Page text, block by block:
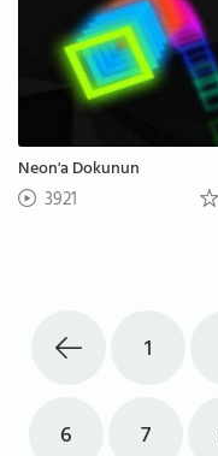
Neon'a Dokunun
3921
1
6 7